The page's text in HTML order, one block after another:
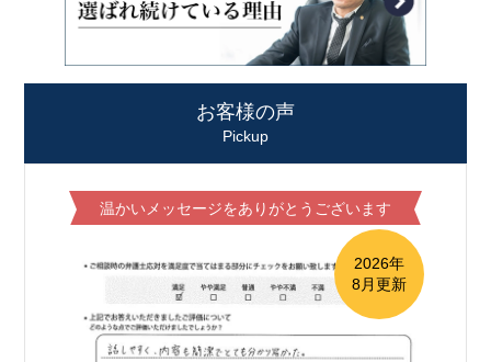
お客様の声
Pickup
温かいメッセージをありがとうございます
2026年
8月更新